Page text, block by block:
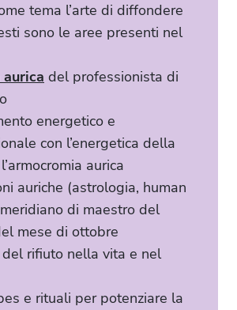
tema l’arte di diffondere
sono le aree presenti nel
del professionista di
energetico e
con l’energetica della
aurica
auriche (astrologia, human
di maestro del
mese di ottobre
rifiuto nella vita e nel
e rituali per potenziare la